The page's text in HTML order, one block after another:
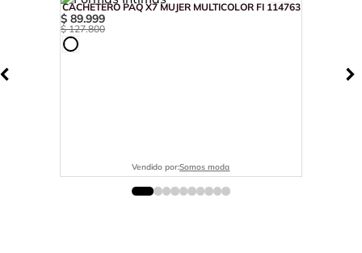
CACHETERO PAQ X7 MUJER MULTICOLOR FI 114763
$ 89.999
$ 127.800
Vendido por:Somos moda